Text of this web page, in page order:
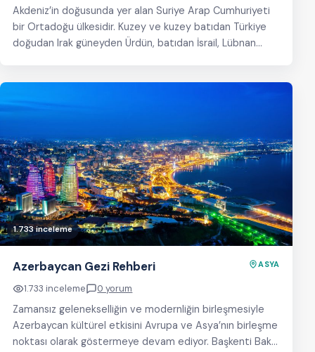
Akdeniz’in doğusunda yer alan Suriye Arap Cumhuriyeti
bir Ortadoğu ülkesidir. Kuzey ve kuzey batıdan Türkiye
doğudan Irak güneyden Ürdün, batıdan İsrail, Lübnan…
1.733 inceleme
Azerbaycan Gezi Rehberi ASYA
1.733 inceleme 0 yorum
Zamansız gelenekselliğin ve modernliğin birleşmesiyle
Azerbaycan kültürel etkisini Avrupa ve Asya’nın birleşme
noktası olarak göstermeye devam ediyor. Başkenti Bakü